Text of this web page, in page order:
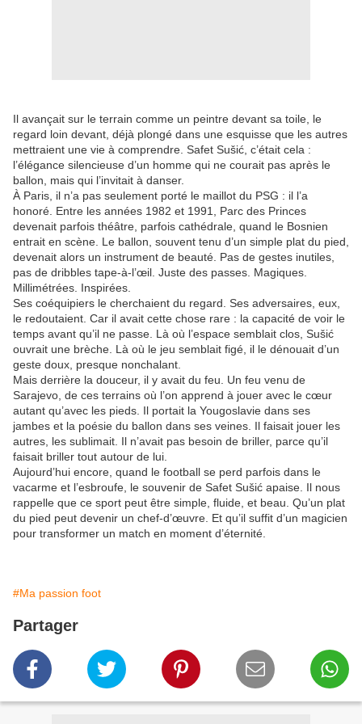
Il avançait sur le terrain comme un peintre devant sa toile, le
regard loin devant, déjà plongé dans une esquisse que les autres
mettraient une vie à comprendre. Safet Sušić, c’était cela :
l’élégance silencieuse d’un homme qui ne courait pas après le
ballon, mais qui l’invitait à danser.
À Paris, il n’a pas seulement porté le maillot du PSG : il l’a
honoré. Entre les années 1982 et 1991, Parc des Princes
devenait parfois théâtre, parfois cathédrale, quand le Bosnien
entrait en scène. Le ballon, souvent tenu d’un simple plat du pied,
devenait alors un instrument de beauté. Pas de gestes inutiles,
pas de dribbles tape-à-l’œil. Juste des passes. Magiques.
Millimétrées. Inspirées.
Ses coéquipiers le cherchaient du regard. Ses adversaires, eux,
le redoutaient. Car il avait cette chose rare : la capacité de voir le
temps avant qu’il ne passe. Là où l’espace semblait clos, Sušić
ouvrait une brèche. Là où le jeu semblait figé, il le dénouait d’un
geste doux, presque nonchalant.
Mais derrière la douceur, il y avait du feu. Un feu venu de
Sarajevo, de ces terrains où l’on apprend à jouer avec le cœur
autant qu’avec les pieds. Il portait la Yougoslavie dans ses
jambes et la poésie du ballon dans ses veines. Il faisait jouer les
autres, les sublimait. Il n’avait pas besoin de briller, parce qu’il
faisait briller tout autour de lui.
Aujourd’hui encore, quand le football se perd parfois dans le
vacarme et l’esbroufe, le souvenir de Safet Sušić apaise. Il nous
rappelle que ce sport peut être simple, fluide, et beau. Qu’un plat
du pied peut devenir un chef-d’œuvre. Et qu’il suffit d’un magicien
pour transformer un match en moment d’éternité.
#Ma passion foot
Partager